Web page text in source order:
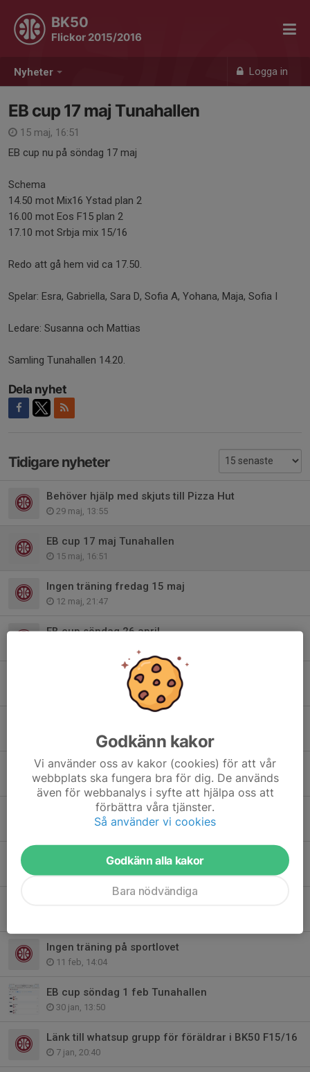
Nyheter Logga in
BK50
Flickor 2015/2016
EB cup 17 maj Tunahallen
15 maj, 16:51
EB cup nu på söndag 17 maj
Schema
14.50 mot Mix16 Ystad plan 2
16.00 mot Eos F15 plan 2
17.10 mot Srbja mix 15/16
Redo att gå hem vid ca 17.50.
Spelar: Esra, Gabriella, Sara D, Sofia A, Yohana, Maja, Sofia I
Ledare: Susanna och Mattias
Samling Tunahallen 14.20.
Dela nyhet
Tidigare nyheter
Behöver hjälp med skjuts till Pizza Hut
29 maj, 13:55
EB cup 17 maj Tunahallen
15 maj, 16:51
Ingen träning fredag 15 maj
12 maj, 21:47
EB cup söndag 26 april
EBcup 19 april Tunahallen
9 apr, 21:51
Ingen träning under påsklovet
28 mar, 10:44
Open court för tjejer i lågstadiet på söndagar
19 mar, 21:10
Matcher imorgon
Ingen träning på sportlovet
11 feb, 14:04
EB cup söndag 1 feb Tunahallen
30 jan, 13:50
Länk till whatsup grupp för föräldrar i BK50 F15/16
7 jan, 20:40
Godkänn kakor
Vi använder oss av kakor (cookies) för att vår
webbplats ska fungera bra för dig. De används
även för webbanalys i syfte att hjälpa oss att
förbättra våra tjänster.
Så använder vi cookies
Godkänn alla kakor
Bara nödvändiga